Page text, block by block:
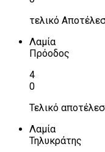
τελικό
Λαμία
Πρόοδος
4
0
Τελικό
Λαμία
Τηλυκράτης